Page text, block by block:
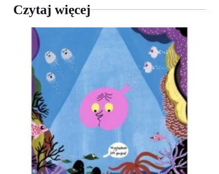
Czytaj więcej